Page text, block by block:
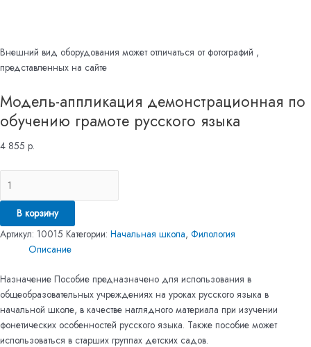
Внешний вид оборудования может отличаться от фотографий ,
представленных на сайте
Модель-аппликация демонстрационная по
обучению грамоте русского языка
4 855 р.
В корзину
Артикул: 10015 Категории: Начальная школа, Филология
Описание
Назначение Пособие предназначено для использования в
общеобразовательных учреждениях на уроках русского языка в
начальной школе, в качестве наглядного материала при изучении
фонетических особенностей русского языка. Также пособие может
использоваться в старших группах детских садов.